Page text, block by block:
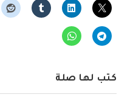
كتب لها صلة